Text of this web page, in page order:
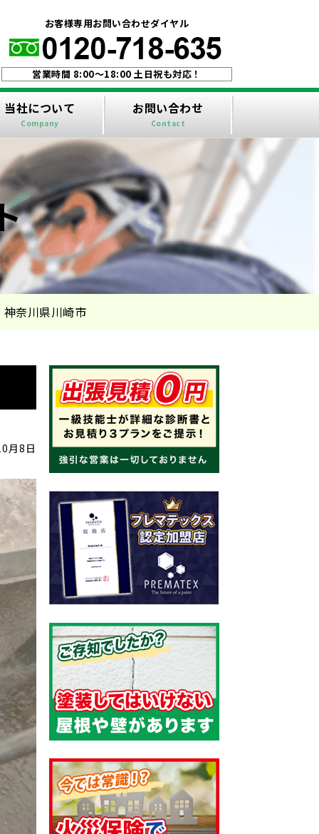
お客様専用お問い合わせダイヤル
営業時間 8:00〜18:00 土日祝も対応！
当社について
Company
お問い合わせ
Contact
奈川県川崎市
月8日